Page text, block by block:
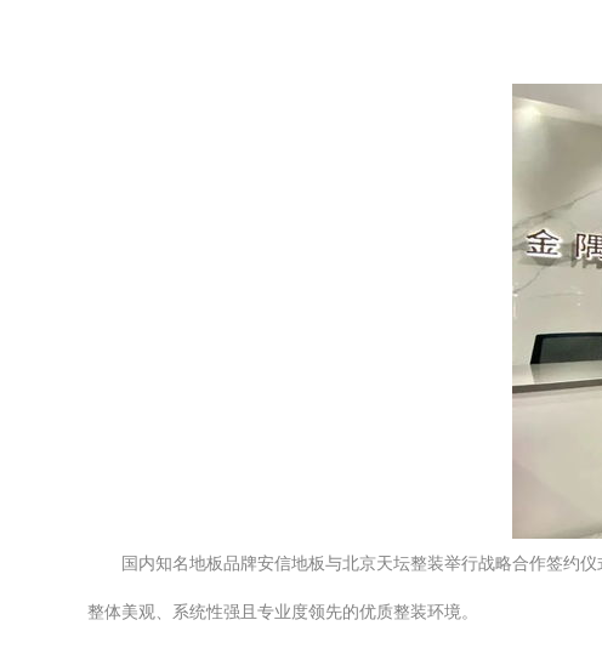
国内知名地板品牌安信地板与北京天坛整装举行战略合作签约
整体美观、系统性强且专业度领先的优质整装环境。